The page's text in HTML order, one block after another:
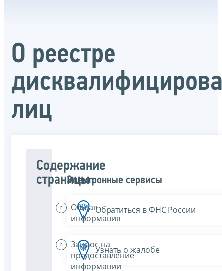
О реестре
лиц
Содержание
страницы
Общая
информация
Запрос на
предоставление
информации
Электронные сервисы
Обратиться в ФНС России
Узнать о жалобе